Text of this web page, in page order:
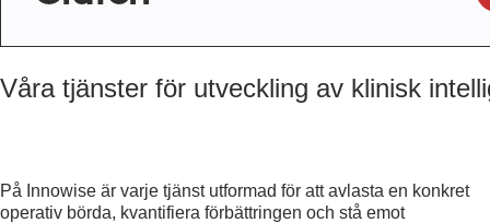
Våra tjänster för utveckling av klinisk
På Innowise är varje tjänst utformad för att avlasta en konkret
operativ börda, kvantifiera förbättringen och stå emot